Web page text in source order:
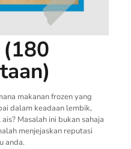
makanan frozen yang
dalam keadaan lembik,
Masalah ini bukan sahaja
menjejaskan reputasi
anda.